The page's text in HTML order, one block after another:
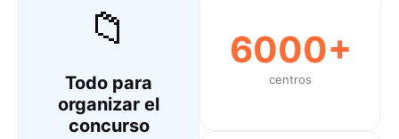
📁
Todo para
organizar el
concurso
6000+
centros